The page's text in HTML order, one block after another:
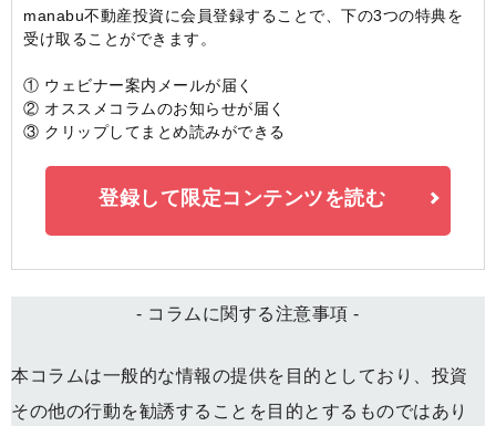
manabu不動産投資に会員登録することで、下の3つの特典を
受け取ることができます。
① ウェビナー案内メールが届く
② オススメコラムのお知らせが届く
③ クリップしてまとめ読みができる
登録して限定コンテンツを読む
- コラムに関する注意事項 -
本コラムは一般的な情報の提供を目的としており、投資
その他の行動を勧誘することを目的とするものではあり